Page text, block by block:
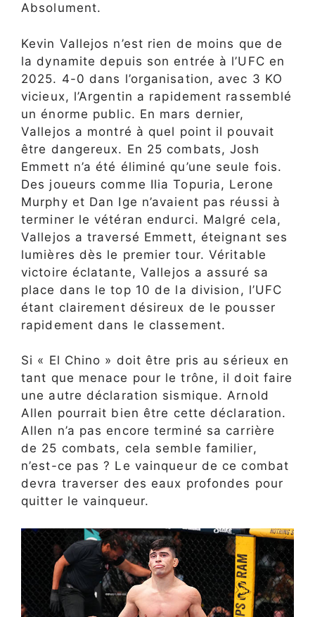
Absolument.
Kevin Vallejos n’est rien de moins que de
la dynamite depuis son entrée à l’UFC en
2025. 4-0 dans l’organisation, avec 3 KO
vicieux, l’Argentin a rapidement rassemblé
un énorme public. En mars dernier,
Vallejos a montré à quel point il pouvait
être dangereux. En 25 combats, Josh
Emmett n’a été éliminé qu’une seule fois.
Des joueurs comme Ilia Topuria, Lerone
Murphy et Dan Ige n’avaient pas réussi à
terminer le vétéran endurci. Malgré cela,
Vallejos a traversé Emmett, éteignant ses
lumières dès le premier tour. Véritable
victoire éclatante, Vallejos a assuré sa
place dans le top 10 de la division, l’UFC
étant clairement désireux de le pousser
rapidement dans le classement.
Si « El Chino » doit être pris au sérieux en
tant que menace pour le trône, il doit faire
une autre déclaration sismique. Arnold
Allen pourrait bien être cette déclaration.
Allen n’a pas encore terminé sa carrière
de 25 combats, cela semble familier,
n’est-ce pas ? Le vainqueur de ce combat
devra traverser des eaux profondes pour
quitter le vainqueur.